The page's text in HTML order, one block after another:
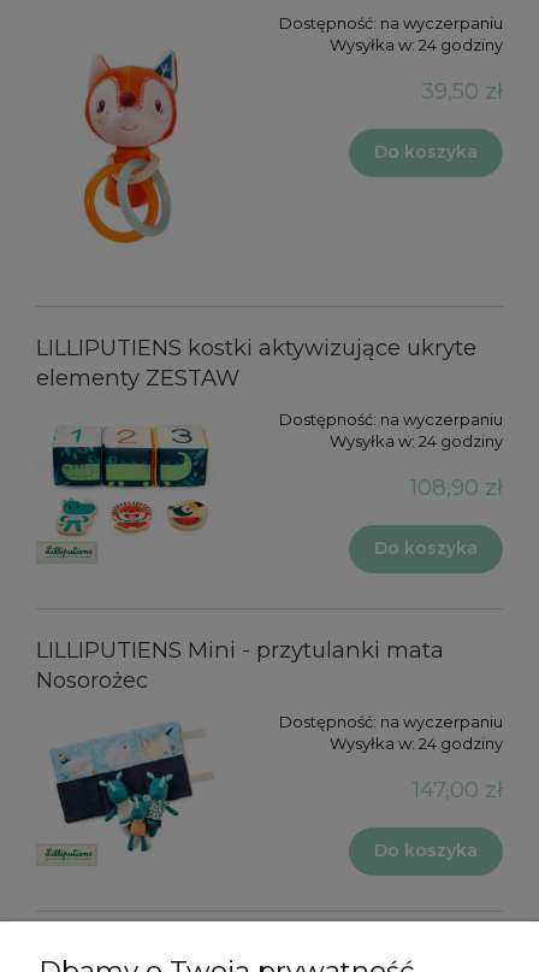
Dostępność: na wyczerpaniu
Wysyłka w: 24 godziny
39,50 zł
Do koszyka
LILLIPUTIENS kostki aktywizujące ukryte
elementy ZESTAW
Dostępność: na wyczerpaniu
Wysyłka w: 24 godziny
108,90 zł
Do koszyka
LILLIPUTIENS Mini - przytulanki mata
Nosorożec
Dostępność: na wyczerpaniu
Wysyłka w: 24 godziny
147,00 zł
Do koszyka